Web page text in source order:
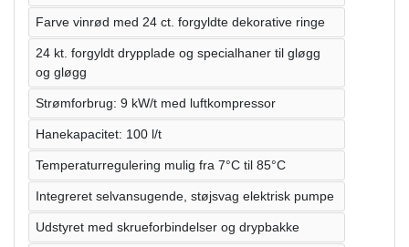
Farve vinrød med 24 ct. forgyldte dekorative ringe
24 kt. forgyldt drypplade og specialhaner til gløgg
og gløgg
Strømforbrug: 9 kW/t med luftkompressor
Hanekapacitet: 100 l/t
Temperaturregulering mulig fra 7°C til 85°C
Integreret selvansugende, støjsvag elektrisk pumpe
Udstyret med skrueforbindelser og drypbakke